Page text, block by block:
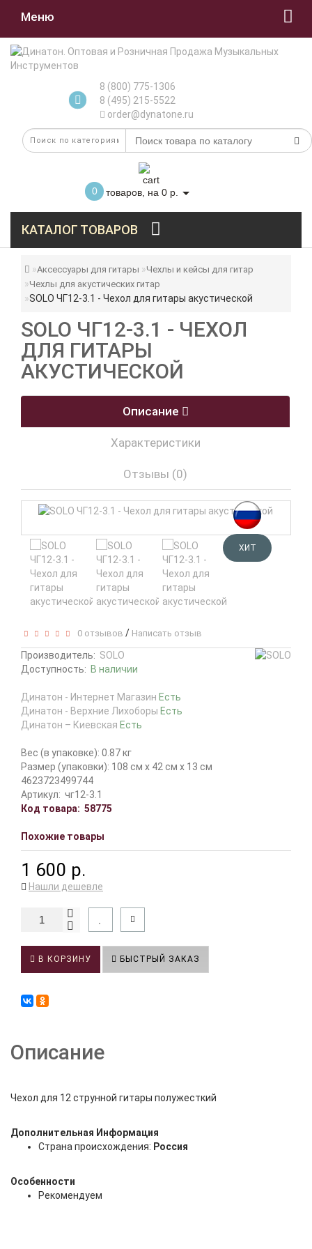
Меню
8 (800) 775-1306
8 (495) 215-5522
order@dynatone.ru
0 товаров, на 0 р.
КАТАЛОГ ТОВАРОВ
Аксессуары для гитары
Чехлы и кейсы для гитар
Чехлы для акустических гитар
SOLO ЧГ12-3.1 - Чехол для гитары акустической
SOLO ЧГ12-3.1 - ЧЕХОЛ
ДЛЯ ГИТАРЫ
АКУСТИЧЕСКОЙ
Описание
Характеристики
Отзывы (0)
ХИТ
0 отзывов / Написать отзыв
Производитель: SOLO
Доступность: В наличии
Динатон - Интернет Магазин Есть
Динатон - Верхние Лихоборы Есть
Динатон – Киевская Есть
Вес (в упаковке): 0.87 кг
Размер (упаковки): 108 см x 42 см x 13 см
4623723499744
Артикул: чг12-3.1
Код товара: 58775
Похожие товары
1 600 р.
Нашли дешевле
В КОРЗИНУ БЫСТРЫЙ ЗАКАЗ
Описание
Чехол для 12 струнной гитары полужесткий
Дополнительная Информация
Страна происхождения: Россия
Особенности
Рекомендуем